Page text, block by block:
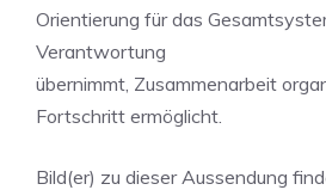
Orientierung für das
Verantwortung
übernimmt, Zusammenarbeit
Fortschritt ermöglicht.
Bild(er) zu dieser Aussendung